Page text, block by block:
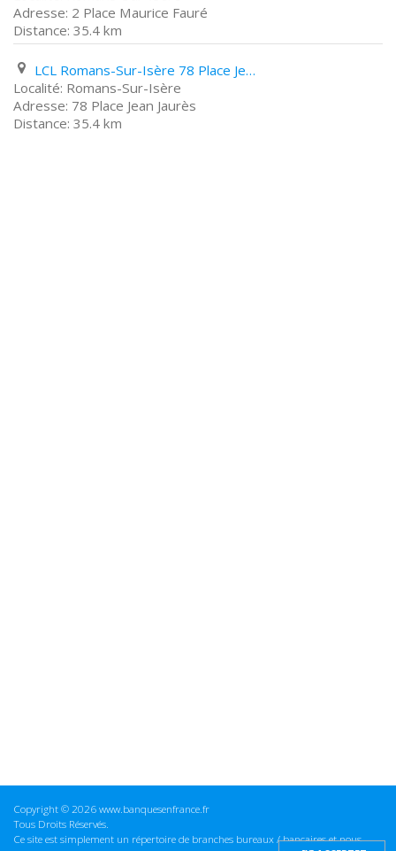
2 Place Maurice Fauré
35.4 km
LCL Romans-Sur-Isère 78 Place Jean Jaurès
Romans-Sur-Isère
78 Place Jean Jaurès
35.4 km
Copyright © 2026 www.banquesenfrance.fr
Tous Droits Réservés.
Ce site est simplement un répertoire de branches bureaux / bancaires et nous